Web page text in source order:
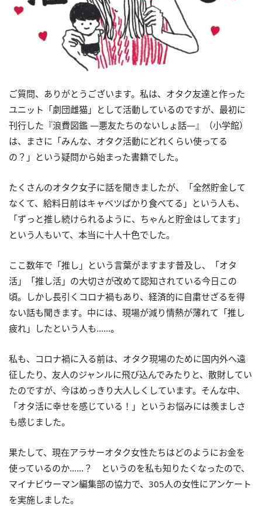
ご質問、ありがとうございます。私は、オタク友達と作った
ユニット「劇団雌猫」として活動しているのですが、最初に
刊行した『浪費図鑑 ―悪友たちのないしょ話―』（小学館）
は、まさに「みんな、オタク活動にどれくらい使ってる
の？」という疑問から始まった書籍でした。
たくさんのオタク女子に話を聞きましたが、「全然貯金して
なくて、給料日前はキャベツばかり食べてる」という人も、
「ずっと推し続けられるように、ちゃんと貯金はしてます」
という人もいて、本当に十人十色でした。
ここ数年で「推し」という言葉がますます普及し、「オタ
活」「推し活」の大切さが改めて認知されている今日この
頃。しかし長引くコロナ禍もあり、経済的に自粛せざるを得
ない話も聞きます。中には、現場が減り情熱が薄れて「推し
疲れ」したという人も……。
私も、コロナ禍に入る前は、オタク現場のために国内外へ遠
征したり、友人のジャンルに飛び込んでみたりと、散財してい
たのですが、今はめっきり大人しくしています。そんな中、
「オタ活に幸せを感じている！」というお悩みには羨ましさ
も感じました。
果たして、現在アラサーオタク女性たちはどのようにお金を
使っているのか……？ というのを私も知りたくなったので、
マイナビウーマン編集部の協力で、305人の女性にアンケート
を実施しました。